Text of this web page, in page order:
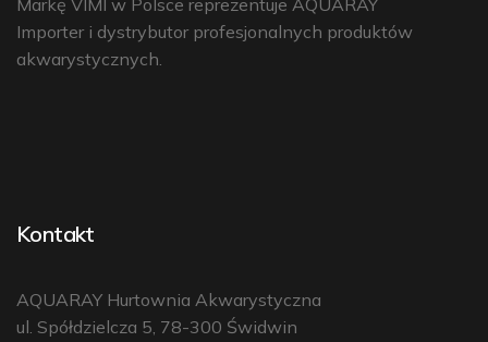
Markę VIMI w Polsce reprezentujeAQUARAY
Importer i dystrybutor profesjonalnych produktów
akwarystycznych.
Kontakt
AQUARAY Hurtownia Akwarystyczna
ul. Spółdzielcza 5, 78-300 Świdwin